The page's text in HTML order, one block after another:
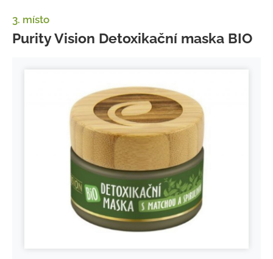
3. místo
Purity Vision Detoxikační maska BIO